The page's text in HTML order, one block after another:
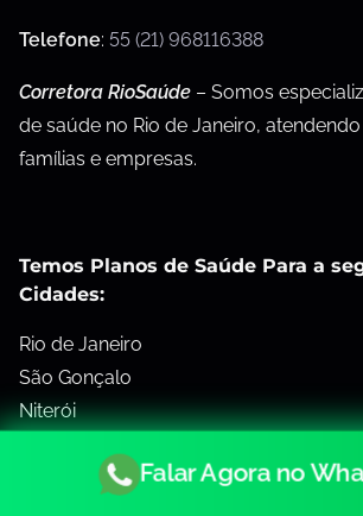
Telefone: 55 (21) 968116388
Corretora RioSaúde – Somos
de saúde no Rio de Janeiro,
famílias e empresas.
Temos Planos de Saúde Para a
Cidades:
Rio de Janeiro
São Gonçalo
Niterói
Petrópolis / Teresópolis
Falar Agora no